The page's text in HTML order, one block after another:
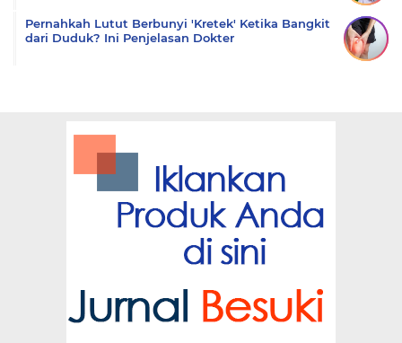
Pernahkah Lutut Berbunyi 'Kretek' Ketika Bangkit
dari Duduk? Ini Penjelasan Dokter